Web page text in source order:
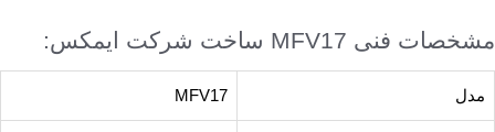
مشخصات فنی MFV17 ساخت شرکت ایمکس:
مدل MFV17